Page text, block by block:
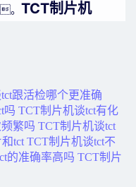
。 TCT制片机
跟活检哪个更准确
吗 TCT制片机谈tct有化
繁吗 TCT制片机谈tct
tct TCT制片机谈tct不
的准确率高吗 TCT制片